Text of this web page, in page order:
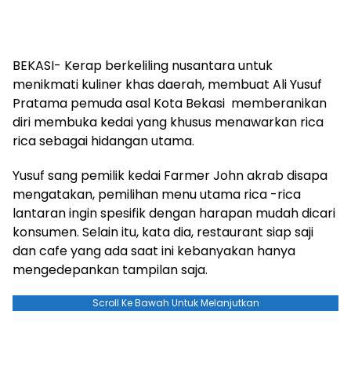
BEKASI- Kerap berkeliling nusantara untuk
menikmati kuliner khas daerah, membuat Ali Yusuf
Pratama pemuda asal Kota Bekasi memberanikan
diri membuka kedai yang khusus menawarkan rica
rica sebagai hidangan utama.
Yusuf sang pemilik kedai Farmer John akrab disapa
mengatakan, pemilihan menu utama rica -rica
lantaran ingin spesifik dengan harapan mudah dicari
konsumen. Selain itu, kata dia, restaurant siap saji
dan cafe yang ada saat ini kebanyakan hanya
mengedepankan tampilan saja.
Scroll Ke Bawah Untuk Melanjutkan